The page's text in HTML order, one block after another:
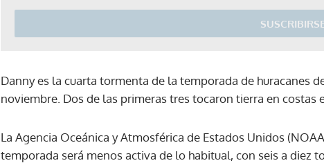
Danny es la cuarta tormenta de la temporada de huracanes
noviembre. Dos de las primeras tres tocaron tierra en costas
La Agencia Oceánica y Atmosférica de Estados Unidos
temporada será menos activa de lo habitual, con seis a diez